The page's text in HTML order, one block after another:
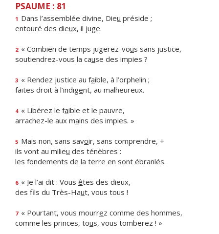
PSAUME : 81
1 Dans l’assemblée divine, Dieu préside ;
entouré des dieux, il juge.
2 « Combien de temps jugerez-vous sans justice,
soutiendrez-vous la cause des impies ?
3 « Rendez justice au faible, à l’orphelin ;
faites droit à l’indigent, au malheureux.
4 « Libérez le faible et le pauvre,
arrachez-le aux mains des impies. »
5 Mais non, sans savoir, sans comprendre, +
ils vont au milieu des ténèbres :
les fondements de la terre en sont ébranlés.
6 « Je l’ai dit : Vous êtes des dieux,
des fils du Très-Haut, vous tous !
7 « Pourtant, vous mourrez comme des hommes,
comme les princes, tous, vous tomberez ! »